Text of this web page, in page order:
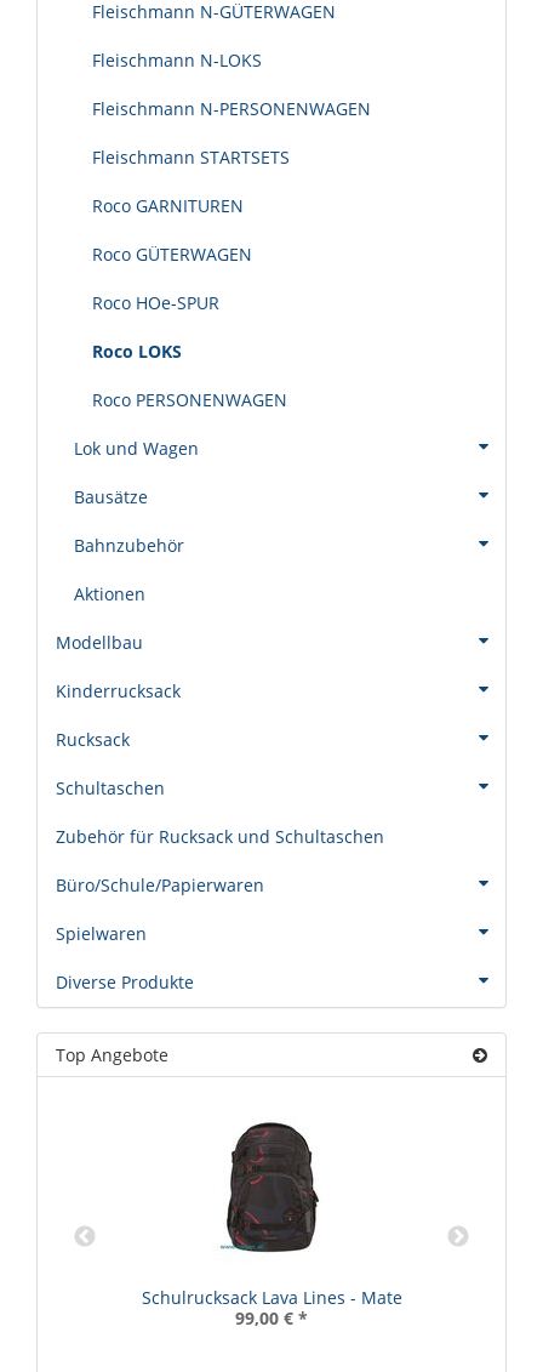
Fleischmann N-GÜTERWAGEN
Fleischmann N-LOKS
Fleischmann N-PERSONENWAGEN
Fleischmann STARTSETS
Roco GARNITUREN
Roco GÜTERWAGEN
Roco HOe-SPUR
Roco LOKS
Roco PERSONENWAGEN
Lok und Wagen
Bausätze
Bahnzubehör
Aktionen
Modellbau
Kinderrucksack
Rucksack
Schultaschen
Zubehör für Rucksack und Schultaschen
Büro/Schule/Papierwaren
Spielwaren
Diverse Produkte
Top Angebote
Schulrucksack Lava Lines - Mate
99,00 € *